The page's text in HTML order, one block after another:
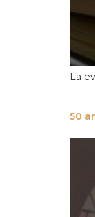
La
50